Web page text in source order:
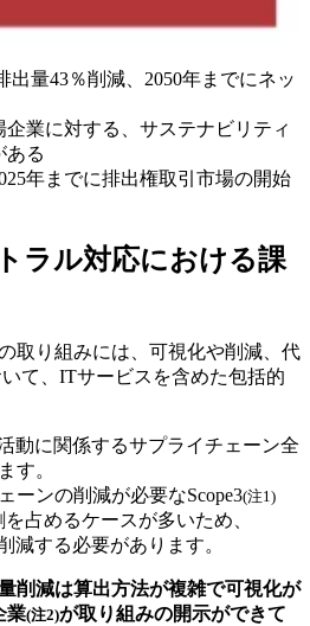
出量43％削減、2050年までにネッ
企業に対する、サステナビリティ
ある
年までに排出権取引市場の開始
ラル対応における課
取り組みには、可視化や削減、代
て、ITサービスを含めた包括的
動に関係するサプライチェーン全
す。
ーンの削減が必要なScope3(注1)
占めるケースが多いため、
減する必要があります。
削減は算出方法が複雑で可視化が
業(注2)が取り組みの開示ができて